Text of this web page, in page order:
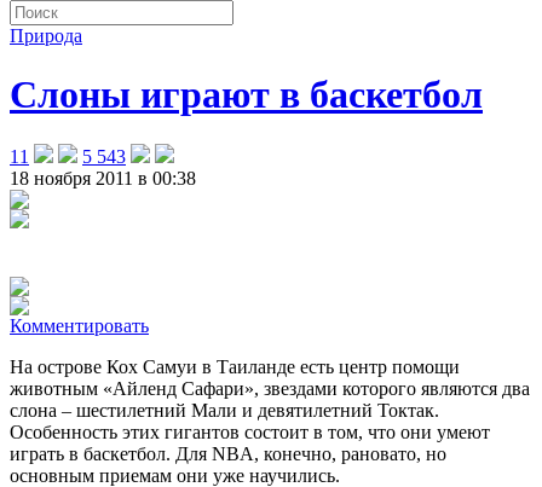
Природа
Слоны играют в баскетбол
11
5 543
18 ноября 2011 в 00:38
Комментировать
На острове Кох Самуи в Таиланде есть центр помощи
животным «Айленд Сафари», звездами которого являются два
слона – шестилетний Мали и девятилетний Токтак.
Особенность этих гигантов состоит в том, что они умеют
играть в баскетбол. Для NBA, конечно, рановато, но
основным приемам они уже научились.